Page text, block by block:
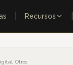
Recursos
Otros